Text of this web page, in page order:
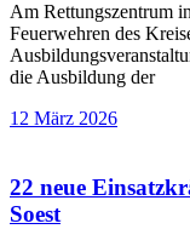
Am Rettungszentrum
Feuerwehren des
die Ausbildung der
12 März 2026
22 neue
Soest